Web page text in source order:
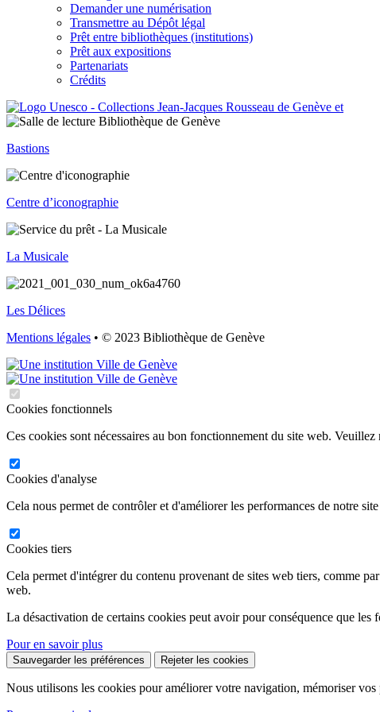
Demander une numérisation
Transmettre au Dépôt légal
Prêt entre bibliothèques (institutions)
Prêt aux expositions
Partenariats
Crédits
Bastions
Centre d’iconographie
La Musicale
Les Délices
Mentions légales • © 2023 Bibliothèque de Genève
Cookies fonctionnels
Ces cookies sont nécessaires au bon fonctionnement du site web.
Cookies d'analyse
Cela nous permet de contrôler et d'améliorer les performances de notre
Cookies tiers
Cela permet d'intégrer du contenu provenant de sites web tiers, comme
web.
La désactivation de certains cookies peut avoir pour conséquence que
Pour en savoir plus
Sauvegarder les préférences Rejeter les cookies
Nous utilisons les cookies pour améliorer votre navigation, mémoriser